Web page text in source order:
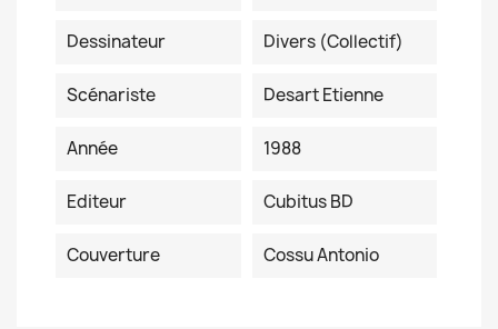
Dessinateur Divers (collectif)
Scénariste Desart Etienne
Année 1988
Editeur Cubitus BD
Couverture Cossu Antonio